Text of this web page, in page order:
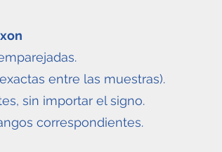
entre las muestras).
sin importar el signo.
correspondientes.